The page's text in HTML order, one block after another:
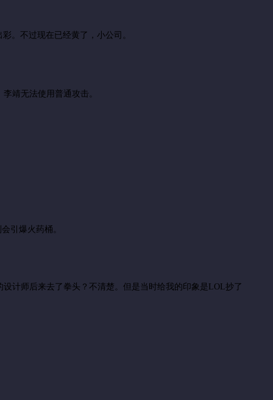
。不过现在已经黄了，小公司。
靖无法使用普通攻击。
引爆火药桶。
计师后来去了拳头？不清楚。但是当时给我的印象是LOL抄了